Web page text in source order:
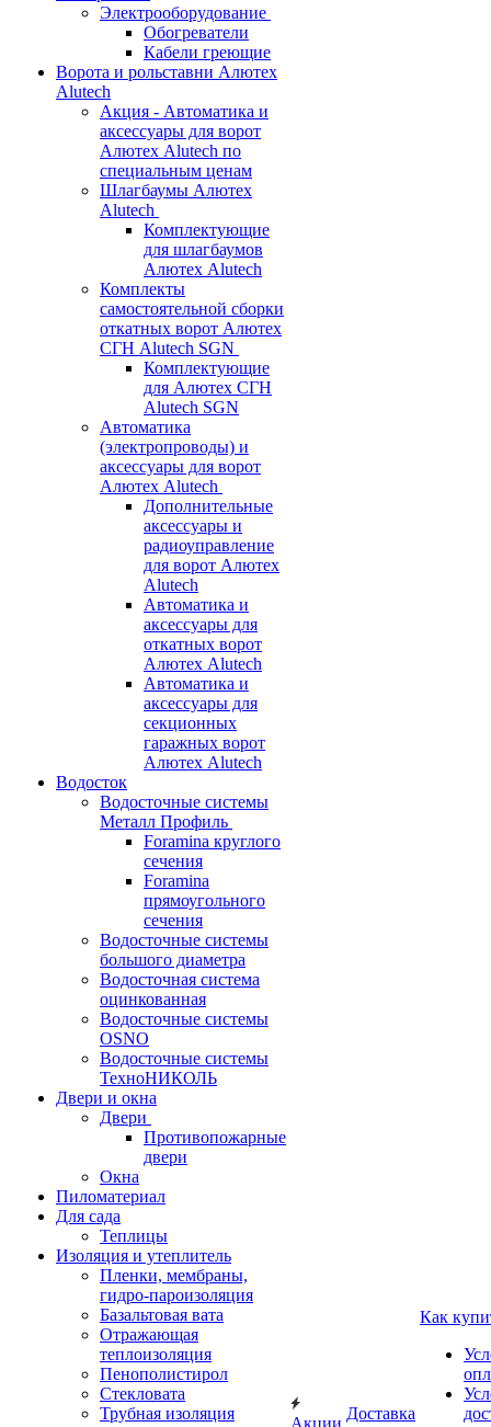
Электрооборудование
Обогреватели
Кабели греющие
Ворота и рольставни Алютех
Alutech
Акция - Автоматика и
аксессуары для ворот
Алютех Alutech по
специальным ценам
Шлагбаумы Алютех
Alutech
Комплектующие
для шлагбаумов
Алютех Alutech
Комплекты
самостоятельной сборки
откатных ворот Алютех
СГН Alutech SGN
Комплектующие
для Алютех СГН
Alutech SGN
Автоматика
(электропроводы) и
аксессуары для ворот
Алютех Alutech
Дополнительные
аксессуары и
радиоуправление
для ворот Алютех
Alutech
Автоматика и
аксессуары для
откатных ворот
Алютех Alutech
Автоматика и
аксессуары для
секционных
гаражных ворот
Алютех Alutech
Водосток
Водосточные системы
Металл Профиль
Foramina круглого
сечения
Foramina
прямоугольного
сечения
Водосточные системы
большого диаметра
Водосточная система
оцинкованная
Водосточные системы
OSNO
Водосточные системы
ТехноНИКОЛЬ
Двери и окна
Двери
Противопожарные
двери
Окна
Пиломатериал
Для сада
Теплицы
Изоляция и утеплитель
Пленки, мембраны,
гидро-пароизоляция
Базальтовая вата
Отражающая
теплоизоляция
Пенополистирол
Стекловата
Трубная изоляция
Акции
Доставка
Как